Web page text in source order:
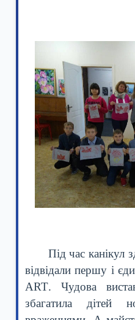
Під час канікул
відвідали першу і
ART. Чудова
збагатила дітей